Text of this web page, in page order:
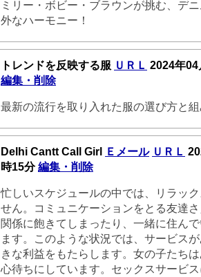
ミリー・ボビー・ブラウンが挑む、デ
外なハーモニー！
トレンドを反映する服 ＵＲＬ 2024年04
編集・削除
最新の流行を取り入れた服の選び方と
Delhi Cantt Call Girl Ｅメール ＵＲＬ
時15分編集・削除
忙しいスケジュールの中では、リラッ
せん。コミュニケーションをとる友達
関係に飽きてしまったり、一緒に住ん
ます。このような状況では、サービス
きな利益をもたらします。女の子たち
心待ちにしています。セックスサービ